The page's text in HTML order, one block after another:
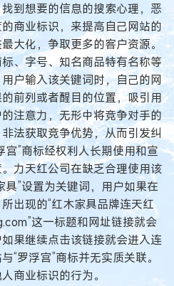
到想要的信息的搜索心理，恶
商业标识，来提高自己网站的
大化，争取更多的客户资源。
、字号、知名商品特有名称等
户输入该关键词时，自己的网
前列或者醒目的位置，吸引用
注意力，无形中将竞争对手的
法获取竞争优势，从而引发纠
宫”商标经权利人长期使用和宣
力天红公司在缺乏合理使用该
具”设置为关键词，用户如果在
出现的“红木家具品牌连天红
这一标题和网址链接就会
果继续点击该链接就会进入连
“罗浮宫”商标并无实质关联。
商业标识的行为。